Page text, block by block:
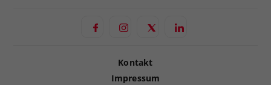
Kontakt
Impressum